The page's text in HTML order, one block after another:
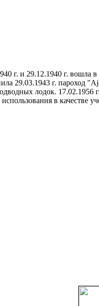
г. и 29.12.1940 г.
29.03.1943 г. пароход
лодок.
в качестве